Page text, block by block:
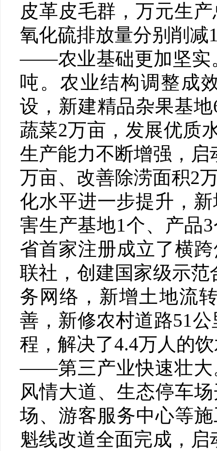
皮革皮毛群，万元生
氧化硫排放量分别削减
——农业基础更加坚实
吨。农业结构调整成
设，新建精品杂果基
蔬菜2万亩，发展优质
生产能力不断增强，
万亩、改善除涝面积2
化水平进一步提升，
害生产基地1个、产品
省首家注册成立了横
联社，创建国家级示
务网络，新增土地流
善，新修农村道路51
程，解决了4.4万人的
——第三产业快速壮大
风情大道、生态停车
场、游客服务中心等
魁线改道全面完成，